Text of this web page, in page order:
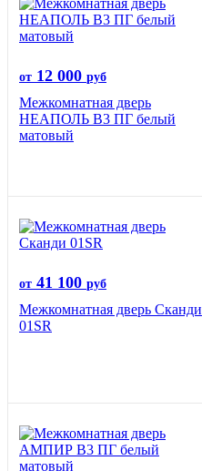
от 12 000 руб
Межкомнатная дверь
НЕАПОЛЬ В3 ПГ белый
матовый
от 41 100 руб
Межкомнатная дверь Сканди
01SR